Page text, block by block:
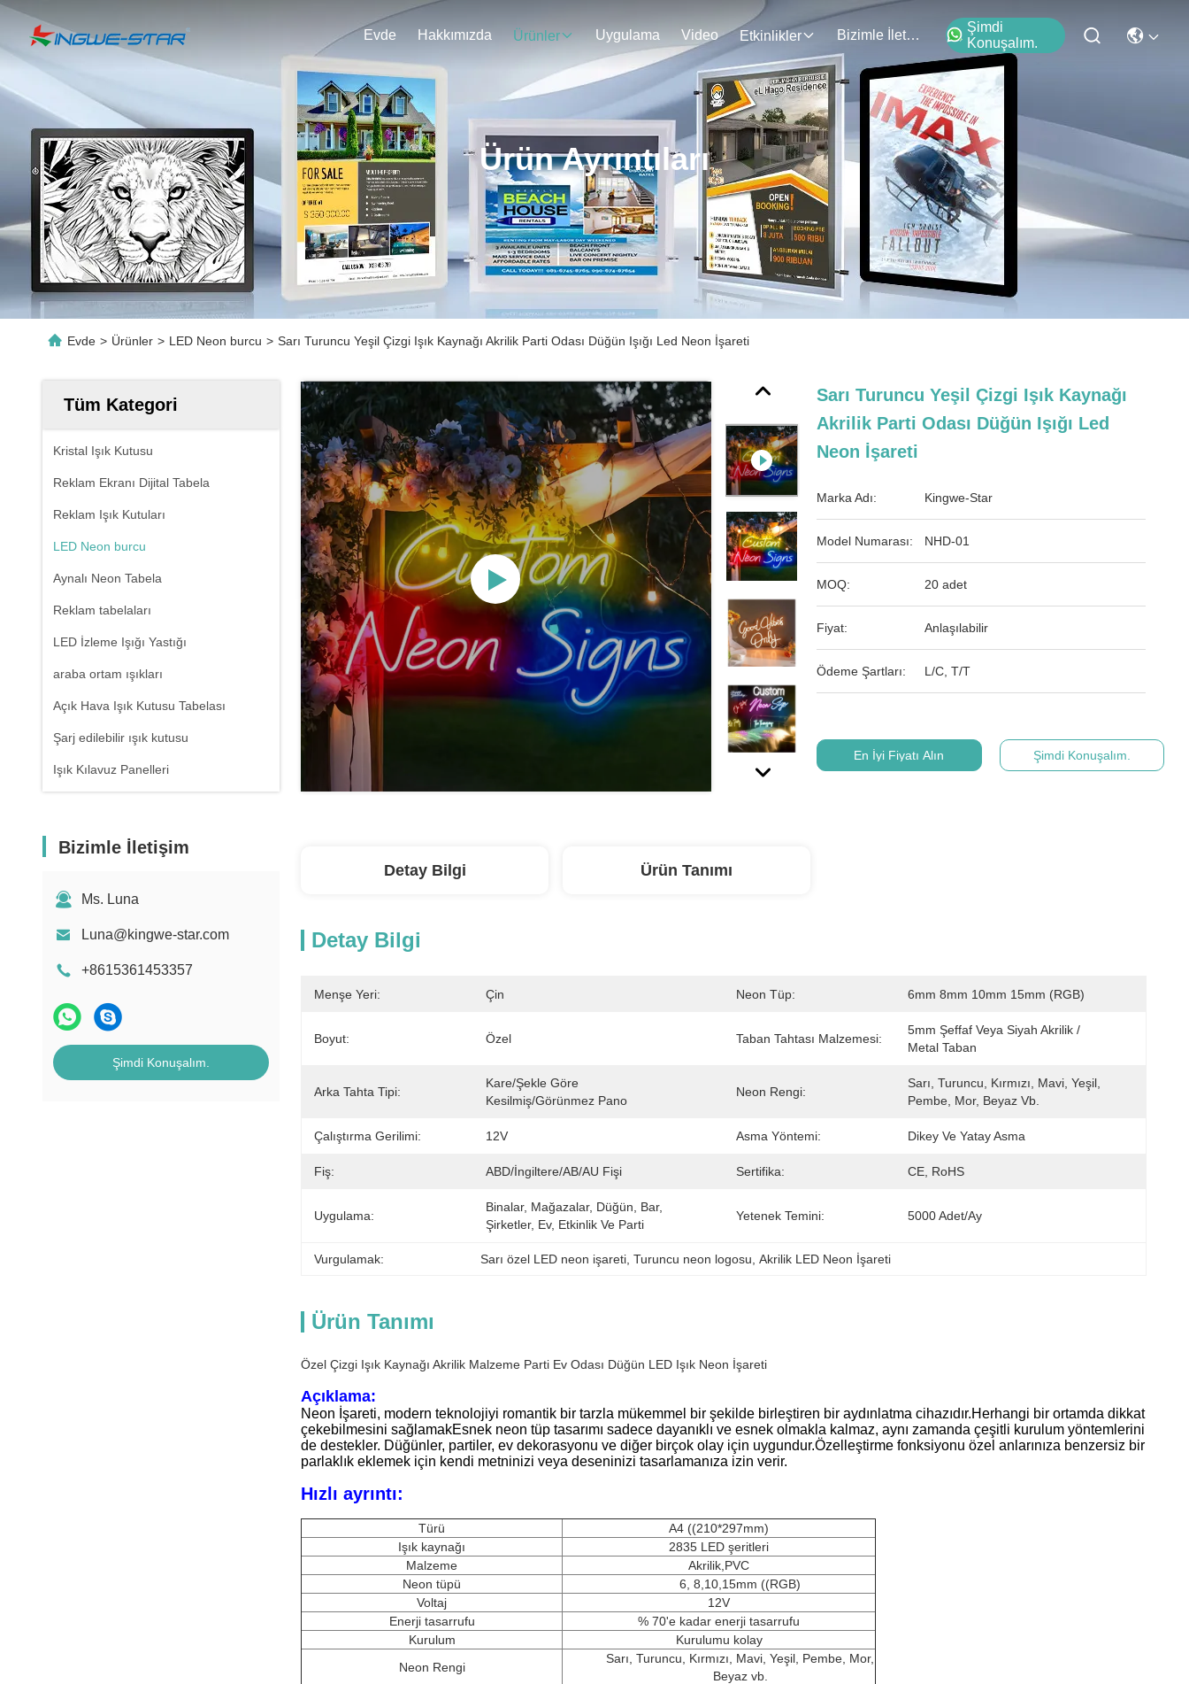
Evde Hakkımızda Ürünler Uygulama Video Etkinlikler Bizimle İletişim
Şimdi
Konuşalım.
Ürün Ayrıntıları
Evde > Ürünler > LED Neon burcu > Sarı Turuncu Yeşil Çizgi Işık Kaynağı Akrilik Parti Odası Düğün Işığı Led Neon İşareti
Tüm Kategori
Kristal Işık Kutusu
Reklam Ekranı Dijital Tabela
Reklam Işık Kutuları
LED Neon burcu
Aynalı Neon Tabela
Reklam tabelaları
LED İzleme Işığı Yastığı
araba ortam ışıkları
Açık Hava Işık Kutusu Tabelası
Şarj edilebilir ışık kutusu
Işık Kılavuz Panelleri
Bizimle İletişim
Ms. Luna
Luna@kingwe-star.com
+8615361453357
Şimdi Konuşalım.
Sarı Turuncu Yeşil Çizgi Işık Kaynağı
Akrilik Parti Odası Düğün Işığı Led
Neon İşareti
Marka Adı: Kingwe-Star
Model Numarası: NHD-01
MOQ: 20 adet
Fiyat: Anlaşılabilir
Ödeme Şartları: L/C, T/T
En İyi Fiyatı Alın Şimdi Konuşalım.
Detay Bilgi Ürün Tanımı
Detay Bilgi
Menşe Yeri: Çin Neon Tüp: 6mm 8mm 10mm 15mm (RGB)
Boyut: Özel Taban Tahtası Malzemesi:
5mm Şeffaf Veya Siyah Akrilik /
Metal Taban
Arka Tahta Tipi:
Kare/şekle Göre
Kesilmiş/görünmez Pano
Neon Rengi:
Sarı, Turuncu, Kırmızı, Mavi, Yeşil,
Pembe, Mor, Beyaz Vb.
Çalıştırma Gerilimi: 12V Asma Yöntemi: Dikey Ve Yatay Asma
Fiş: ABD/İngiltere/AB/AU Fişi Sertifika: CE, RoHS
Uygulama:
Binalar, Mağazalar, Düğün, Bar,
Şirketler, Ev, Etkinlik Ve Parti
Yetenek Temini: 5000 Adet/ay
Vurgulamak: Sarı özel LED neon işareti , Turuncu neon logosu , Akrilik LED Neon İşareti
Ürün Tanımı
Özel Çizgi Işık Kaynağı Akrilik Malzeme Parti Ev Odası Düğün LED Işık Neon İşareti
Açıklama:
Neon İşareti, modern teknolojiyi romantik bir tarzla mükemmel bir şekilde birleştiren bir aydınlatma cihazıdır.Herhangi bir ortamda dikkat
çekebilmesini sağlamakEsnek neon tüp tasarımı sadece dayanıklı ve esnek olmakla kalmaz, aynı zamanda çeşitli kurulum yöntemlerini
de destekler. Düğünler, partiler, ev dekorasyonu ve diğer birçok olay için uygundur.Özelleştirme fonksiyonu özel anlarınıza benzersiz bir
parlaklık eklemek için kendi metninizi veya deseninizi tasarlamanıza izin verir.
Hızlı ayrıntı:
Türü
A4 ((210*297mm)
Işık kaynağı
2835 LED şeritleri
Malzeme
Akrilik,PVC
Neon tüpü
6, 8,10,15mm ((RGB)
Voltaj
12V
Enerji tasarrufu
% 70'e kadar enerji tasarrufu
Kurulum
Kurulumu kolay
Neon Rengi
Sarı, Turuncu, Kırmızı, Mavi, Yeşil, Pembe, Mor,
Beyaz vb.